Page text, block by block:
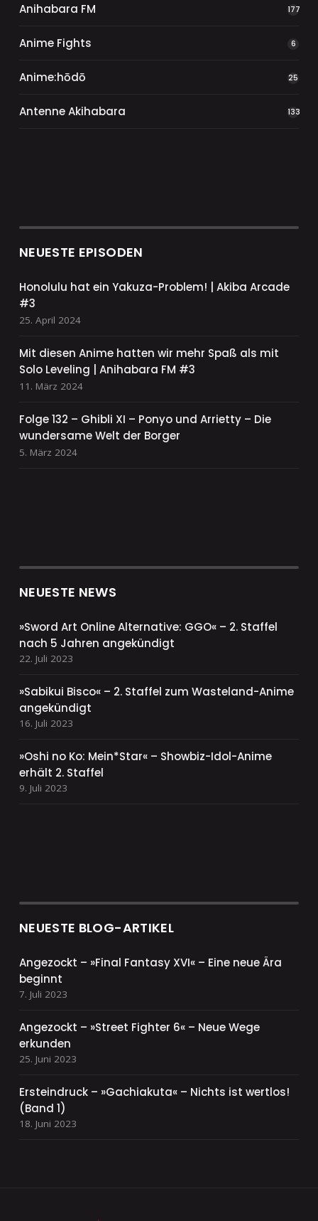
Anihabara FM 177
Anime Fights 6
Anime:hōdō 25
Antenne Akihabara 133
NEUESTE EPISODEN
Honolulu hat ein Yakuza-Problem! | Akiba Arcade
#3
25. April 2024
Mit diesen Anime hatten wir mehr Spaß als mit
Solo Leveling | Anihabara FM #3
11. März 2024
Folge 132 – Ghibli XI – Ponyo und Arrietty – Die
wundersame Welt der Borger
5. März 2024
NEUESTE NEWS
»Sword Art Online Alternative: GGO« – 2. Staffel
nach 5 Jahren angekündigt
22. Juli 2023
»Sabikui Bisco« – 2. Staffel zum Wasteland-Anime
angekündigt
16. Juli 2023
»Oshi no Ko: Mein*Star« – Showbiz-Idol-Anime
erhält 2. Staffel
9. Juli 2023
NEUESTE BLOG-ARTIKEL
Angezockt – »Final Fantasy XVI« – Eine neue Ära
beginnt
7. Juli 2023
Angezockt – »Street Fighter 6« – Neue Wege
erkunden
25. Juni 2023
Ersteindruck – »Gachiakuta« – Nichts ist wertlos!
(Band 1)
18. Juni 2023